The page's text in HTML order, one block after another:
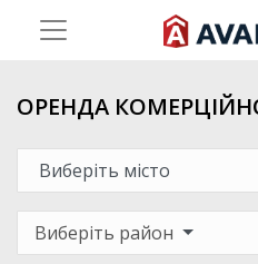
ОРЕНДА
Виберіть район